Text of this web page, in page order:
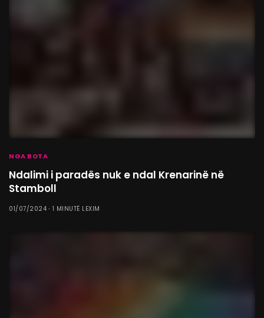
NGA BOTA
Ndalimi i paradës nuk e ndal Krenarinë në
Stamboll
01/07/2024 1 MINUTË LEXIM